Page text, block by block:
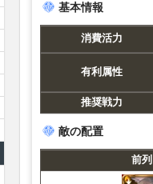
基本情報
消費活力
有利属性
推奨戦力
敵の配置
前列